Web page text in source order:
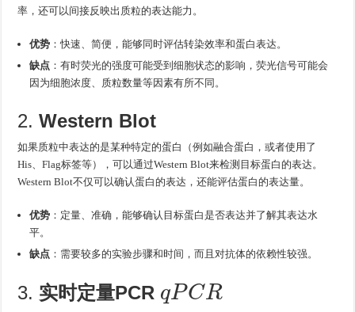
率，还可以间接反映出质粒的表达能力。
优势 ：快速、简便，能够同时评估转染效率和蛋白表达。
缺点 ：有时荧光的强度可能受到细胞状态的影响，荧光信号可能会
因为细胞浓度、质粒数量等因素有所不同。
2.Western Blot
如果质粒中表达的是某种特定的蛋白（例如融合蛋白，或者使用了
His、Flag标签等），可以通过Western Blot来检测目标蛋白的表达。
Western Blot不仅可以确认蛋白的表达，还能评估蛋白的表达量。
优势 ：定量、准确，能够确认目标蛋白是否表达并了解其表达水
平。
缺点 ：需要较多的实验步骤和时间，而且对抗体的依赖性较强。
3. 实时定量PCR
qPCR